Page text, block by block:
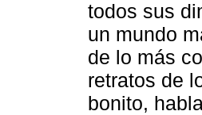
todos sus
un mundo
de lo más
retratos de
bonito,